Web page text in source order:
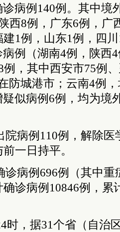
病例140例。其中境
西8例，广东6例，广
1例，山东1例，四
例（湖南4例，陕西
例，其中西安市75例
防城港市；云南4例
似病例6例，均为境
院病例110例，解除
一日持平。
诊病例696例（其中
诊病例10846例，累
时，据31个省（自治